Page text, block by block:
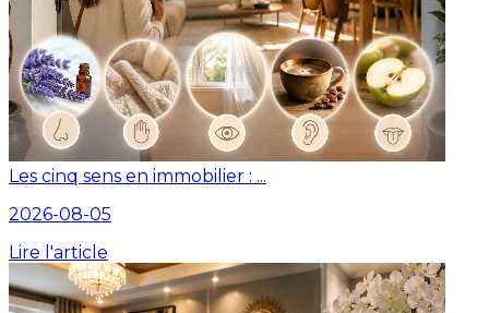
Les cinq sens en immobilier : ...
2026-08-05
Lire l'article